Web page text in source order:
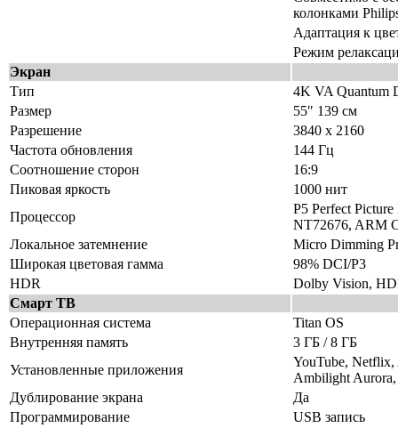
колонками
Адаптация к
Режим
Экран
Тип
4K VA Quantum
Размер
55″ 139 см
Разрешение
3840 x 2160
Частота обновления
144 Гц
Соотношение сторон
16:9
Пиковая яркость
1000 нит
Процессор
P5 Perfect
NT72676, ARM
Локальное затемнение
Micro Dimming
Широкая цветовая гамма
98% DCI/P3
HDR
Dolby Vision,
Смарт ТВ
Операционная система
Titan OS
Внутренняя память
3 ГБ / 8 ГБ
Установленные приложения
YouTube,
Ambilight
Дублирование экрана
Да
Программирование
USB запись